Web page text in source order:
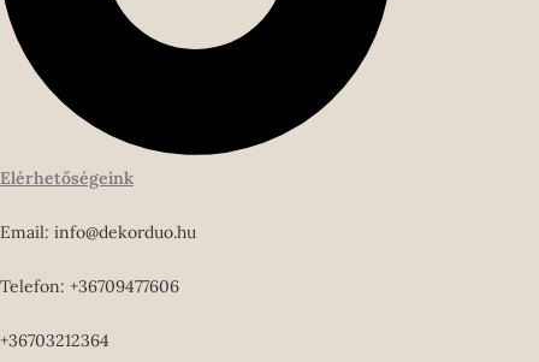
Elérhetőségeink
Email: info@dekorduo.hu
Telefon: +36709477606
+36703212364